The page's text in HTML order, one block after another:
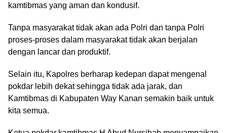
kamtibmas yang aman dan kondusif.
Tanpa masyarakat tidak akan ada Polri dan tanpa Polri
proses-proses dalam masyarakat tidak akan berjalan
dengan lancar dan produktif.
Selain itu, Kapolres berharap kedepan dapat mengenal
pokdar lebih dekat sehingga tidak ada jarak, dan
Kamtibmas di Kabupaten Way Kanan semakin baik untuk
kita semua.